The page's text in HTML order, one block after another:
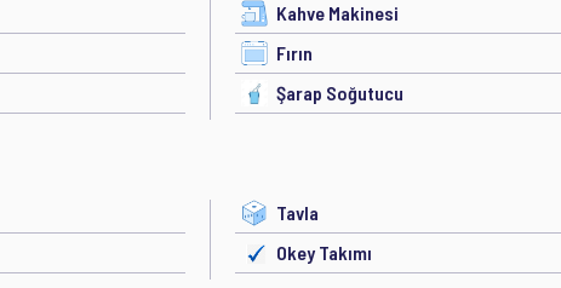
Kahve Makinesi
Fırın
Şarap Soğutucu
Tavla
Okey Takımı